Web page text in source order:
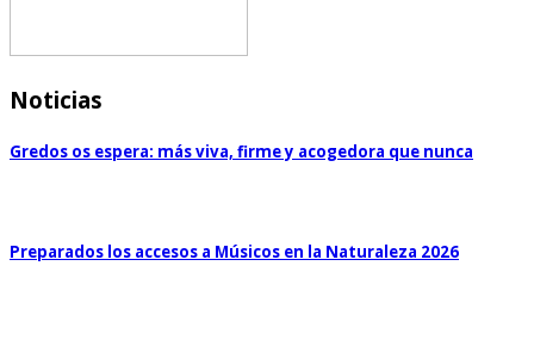
Noticias
Gredos os espera: más viva, firme y acogedora que nunca
Preparados los accesos a Músicos en la Naturaleza 2026